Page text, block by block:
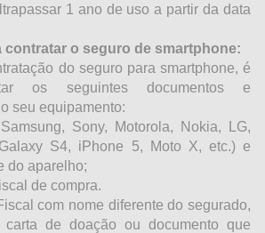
1 ano de uso a partir da data
contratar o seguro de smartphone:
do seguro para smartphone, é
os seguintes documentos e
seu equipamento:
Sony, Motorola, Nokia, LG,
S4, iPhone 5, Moto X, etc.) e
do aparelho;
de compra.
com nome diferente do segurado,
de doação ou documento que